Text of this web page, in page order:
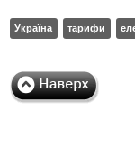
Україна тарифи